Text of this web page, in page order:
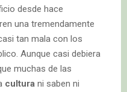
desde hace
una tremendamente
tan mala con los
Aunque casi debiera
muchas de las
cultura ni saben ni